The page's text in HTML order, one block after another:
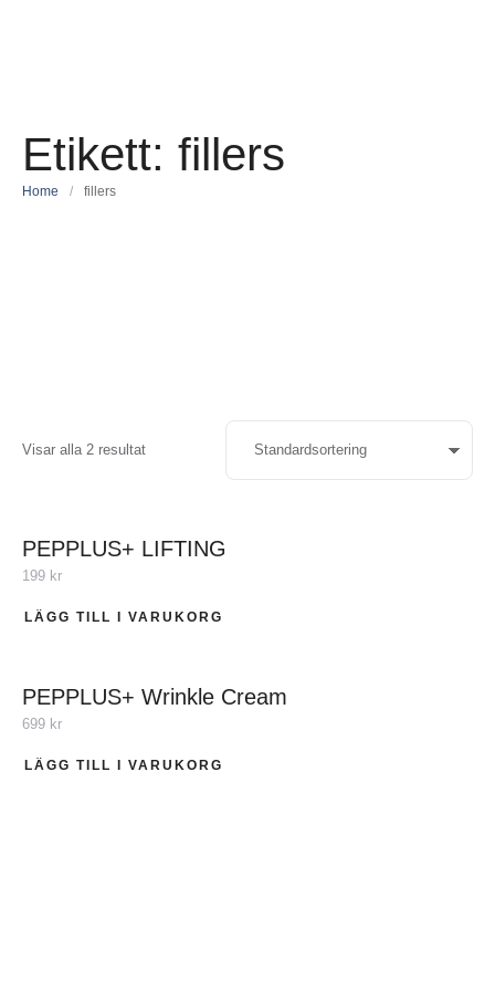
Etikett: fillers
Home / fillers
Visar alla 2 resultat
PEPPLUS+ LIFTING
199 kr
LÄGG TILL I VARUKORG
PEPPLUS+ Wrinkle Cream
699 kr
LÄGG TILL I VARUKORG